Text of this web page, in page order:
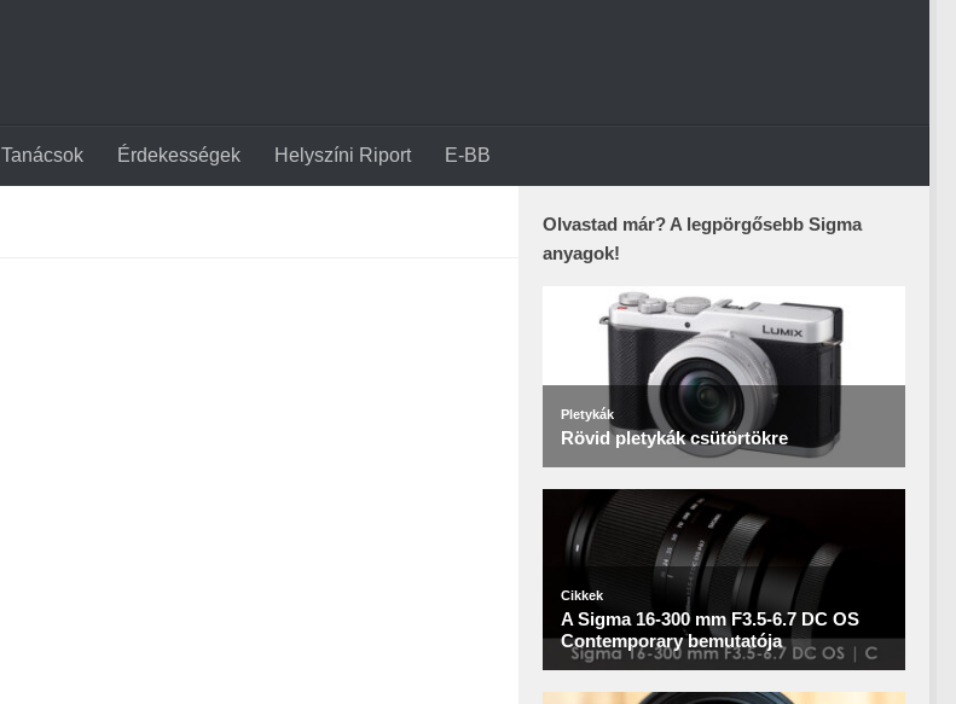
Tanácsok Érdekességek Helyszíni Riport E-BB
Olvastad már? A legpörgősebb Sigma
anyagok!